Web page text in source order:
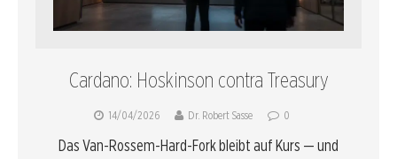
Cardano: Hoskinson contra Treasury
14/04/2026 Dr. Robert Sasse 0
Das Van-Rossem-Hard-Fork bleibt auf Kurs — und